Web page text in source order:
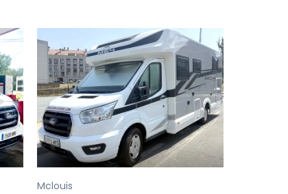
SuccessivoPrecedente Successivo
Mclouis